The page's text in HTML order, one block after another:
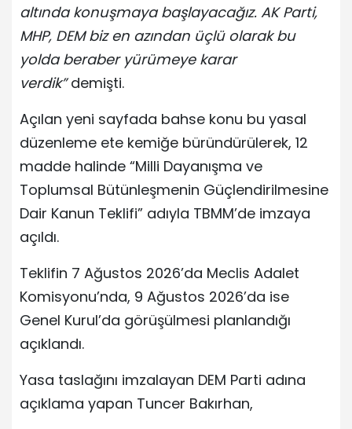
altında konuşmaya başlayacağız. AK Parti,
MHP, DEM biz en azından üçlü olarak bu
yolda beraber yürümeye karar
verdik”demişti.
Açılan yeni sayfada bahse konu bu yasal
düzenleme ete kemiğe büründürülerek, 12
madde halinde “Milli Dayanışma ve
Toplumsal Bütünleşmenin Güçlendirilmesine
Dair Kanun Teklifi” adıyla TBMM’de imzaya
açıldı.
Teklifin 7 Ağustos 2026’da Meclis Adalet
Komisyonu’nda, 9 Ağustos 2026’da ise
Genel Kurul’da görüşülmesi planlandığı
açıklandı.
Yasa taslağını imzalayan DEM Parti adına
açıklama yapan Tuncer Bakırhan,